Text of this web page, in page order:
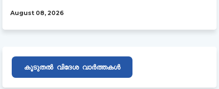
August 08, 2026
കൂടുതൽ വിദേശ വാർത്തകൾ